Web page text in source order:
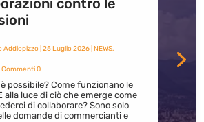
contro le
Addiopizzo| 25 Luglio 2026| NEWS,
Commenti 0
è possibile? Come funzionano le
alla luce di ciò che emerge come
di collaborare? Sono solo
domande di commercianti e